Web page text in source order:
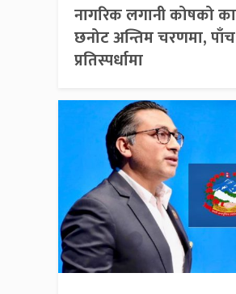
नागरिक लगानी कोषको
छनोट अन्तिम चरणमा, पाँच
प्रतिस्पर्धामा